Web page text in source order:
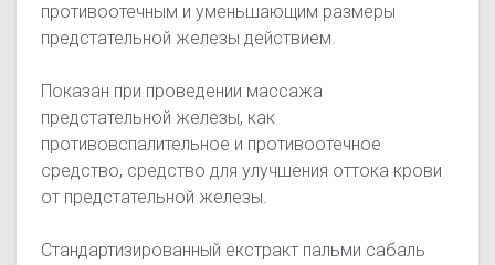
противоотечным и уменьшающим размеры
предстательной железы действием.
Показан при проведении массажа
предстательной железы, как
противовспалительное и противоотечное
средство, средство для улучшения оттока крови
от предстательной железы.
Стандартизированный екстракт пальми сабаль